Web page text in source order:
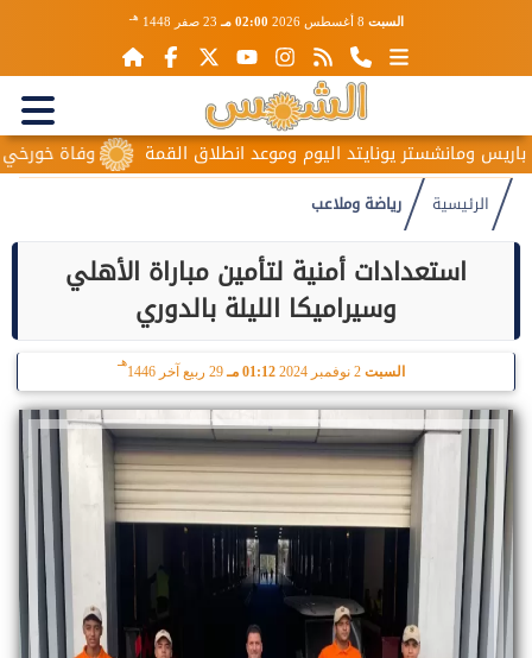
السبت 02:00 مـ 23 صفر 1448 هـ
وفاة خورخي ومانشستر يونايتد اليوم وموعد انطلاق القمة
الرئيسية رياضة وملاعب
استعدادات أمنية لتأمين مباراة الأهلي
وسيراميكا الليلة بالدوري
السبت 01:12 مـ 29 ربيع آخر 1446
هـ